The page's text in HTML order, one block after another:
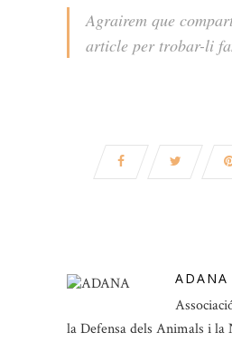
Agrairem que
article per trobar-li
ADANA
la Defensa dels Animals i la